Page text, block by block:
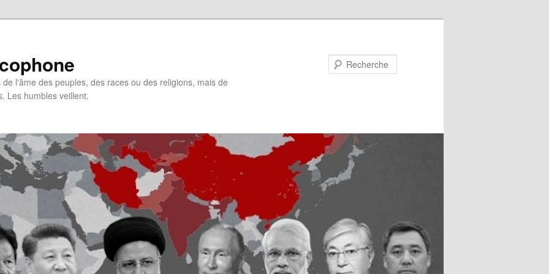
l'âme des peuples, des races ou des religions, mais de
Les humbles veillent.